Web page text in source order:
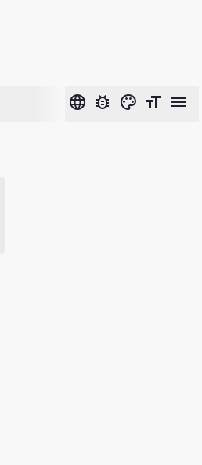
language bug_report color_lens format_size menu